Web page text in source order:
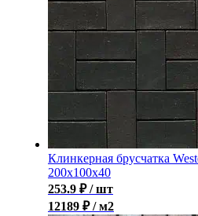
Клинкерная брусчатка
200x100x40
253.9 ₽ / шт
12189 ₽ / м2